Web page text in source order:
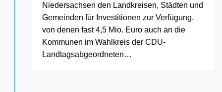
Niedersachsen den Landkreisen, Städten und
Gemeinden für Investitionen zur Verfügung,
von denen fast 4,5 Mio. Euro auch an die
Kommunen im Wahlkreis der CDU-
Landtagsabgeordneten…